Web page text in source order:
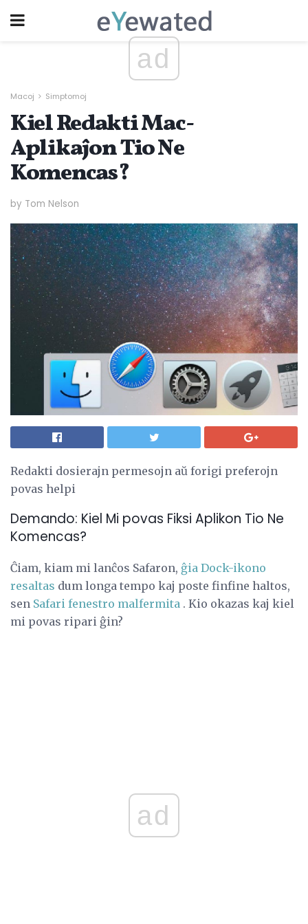
ad
Macoj Simptomoj
Kiel Redakti Mac-
Aplikaĵon Tio Ne
Komencas?
by Tom Nelson
Redakti dosierajn permesojn aŭ forigi preferojn
povas helpi
Demando: Kiel Mi povas Fiksi Aplikon Tio Ne
Komencas?
Ĉiam, kiam mi lanĉos Safaron, ĝia Dock-ikono
resaltas dum longa tempo kaj poste finfine haltos,
sen Safari fenestro malfermita . Kio okazas kaj kiel
mi povas ripari ĝin?
ad